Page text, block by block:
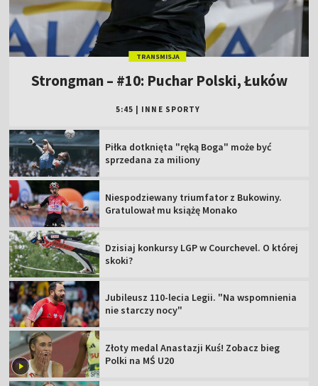
TRANSMISJA
Strongman – #10: Puchar Polski, Łuków
5:45 INNE SPORTY
Piłka dotknięta "ręką Boga" może być
sprzedana za miliony
Niespodziewany triumfator z Bukowiny.
Gratulował mu książę Monako
Dzisiaj konkursy LGP w Courchevel. O której
skoki?
Jubileusz 110-lecia Legii. "Na wspomnienia
nie starczy nocy"
Złoty medal Anastazji Kuś! Zobacz bieg
Polki na MŚ U20